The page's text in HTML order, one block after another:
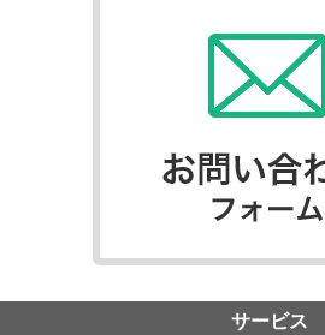
サービス